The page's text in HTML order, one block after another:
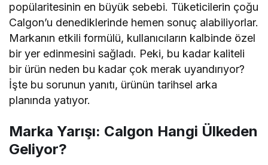
popülaritesinin en büyük sebebi. Tüketicilerin çoğu
Calgon’u denediklerinde hemen sonuç alabiliyorlar.
Markanın etkili formülü, kullanıcıların kalbinde özel
bir yer edinmesini sağladı. Peki, bu kadar kaliteli
bir ürün neden bu kadar çok merak uyandırıyor?
İşte bu sorunun yanıtı, ürünün tarihsel arka
planında yatıyor.
Marka Yarışı: Calgon Hangi Ülkeden
Geliyor?